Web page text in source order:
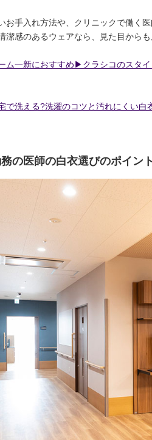
お手入れ方法や、クリニックで働く
潔感のあるウェアなら、見た目から
ム一新におすすめ▶︎クラシコのスタ
で洗える?洗濯のコツと汚れにくい白
の医師の白衣選びのポイント